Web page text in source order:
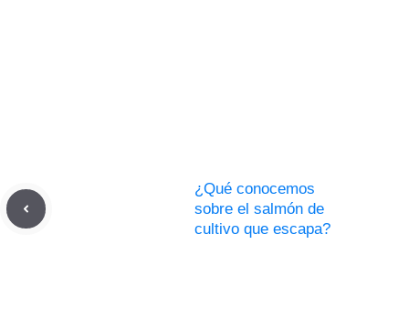
¿Qué conocemos
sobre el salmón de
cultivo que escapa?